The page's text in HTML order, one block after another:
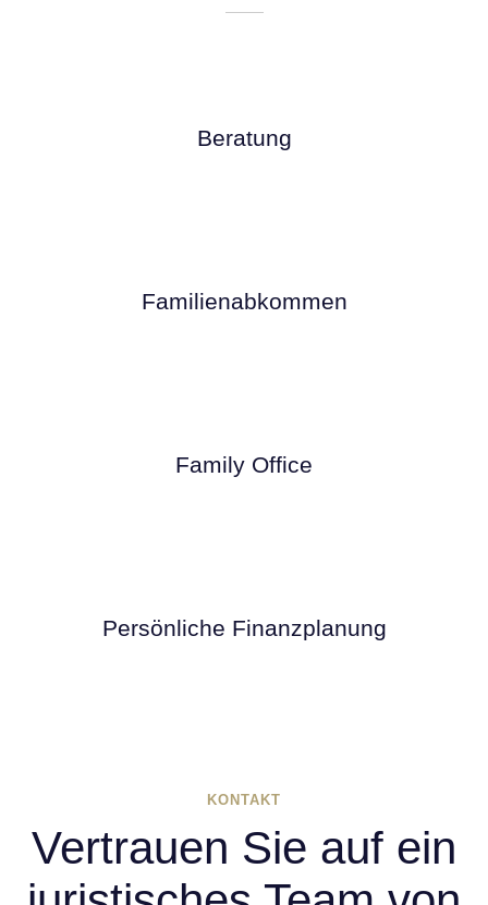
Beratung
Familienabkommen
Family Office
Persönliche Finanzplanung
KONTAKT
Vertrauen Sie auf ein